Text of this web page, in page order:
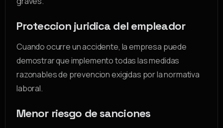
Proteccion juridica del empleador
Cuando ocurre un accidente, la empresa puede
demostrar que implemento todas las medidas
razonables de prevencion exigidas por la normativa
laboral.
Menor riesgo de sanciones